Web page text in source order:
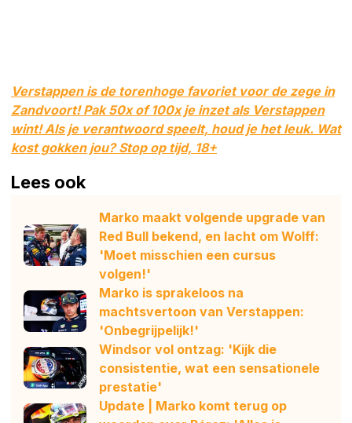
Verstappen is de torenhoge favoriet voor de zege in
Zandvoort! Pak 50x of 100x je inzet als Verstappen
wint! Als je verantwoord speelt, houd je het leuk. Wat
kost gokken jou? Stop op tijd, 18+
Lees ook
Marko maakt volgende upgrade van
Red Bull bekend, en lacht om Wolff:
'Moet misschien een cursus
volgen!'
Marko is sprakeloos na
machtsvertoon van Verstappen:
'Onbegrijpelijk!'
Windsor vol ontzag: 'Kijk die
consistentie, wat een sensationele
prestatie'
Update | Marko komt terug op